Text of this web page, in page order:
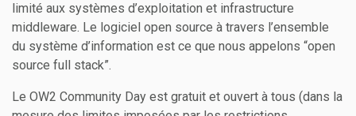
limité aux systèmes d’exploitation et infrastructure
middleware. Le logiciel open source à travers l’ensemble
du système d’information est ce que nous appelons “open
source full stack”.
Le OW2 Community Day est gratuit et ouvert à tous (dans la